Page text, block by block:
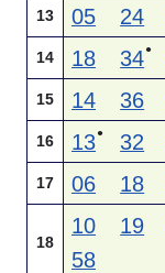
13 05 24
14 18 34●
15 14 36
16 13● 32
17 06 18
18
10 19
58